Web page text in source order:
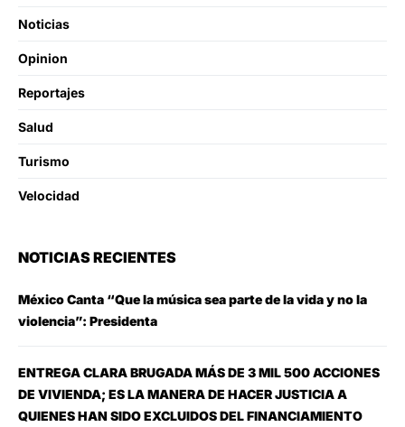
Noticias
Opinion
Reportajes
Salud
Turismo
Velocidad
NOTICIAS RECIENTES
México Canta “Que la música sea parte de la vida y no la
violencia”: Presidenta
ENTREGA CLARA BRUGADA MÁS DE 3 MIL 500 ACCIONES
DE VIVIENDA; ES LA MANERA DE HACER JUSTICIA A
QUIENES HAN SIDO EXCLUIDOS DEL FINANCIAMIENTO